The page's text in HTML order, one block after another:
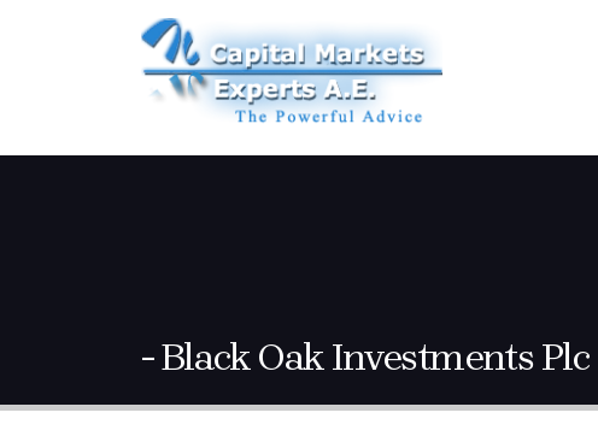
Black Oak Investments Plc